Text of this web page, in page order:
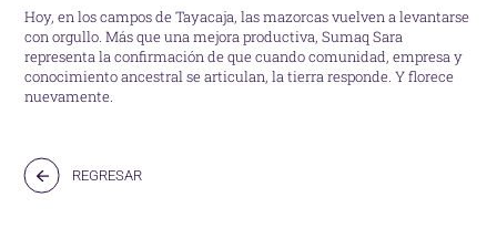
Hoy, en los campos de Tayacaja, las mazorcas vuelven a levantarse
con orgullo. Más que una mejora productiva, Sumaq Sara
representa la confirmación de que cuando comunidad, empresa y
conocimiento ancestral se articulan, la tierra responde. Y florece
nuevamente.
REGRESAR